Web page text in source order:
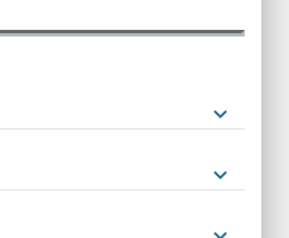
keyboard_arrow_down
keyboard_arrow_down